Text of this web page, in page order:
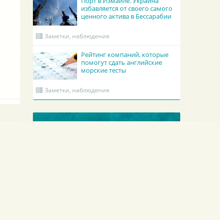
избавляется от своего самого
ценного актива в Бессарабии
Заметки, наблюдения
Рейтинг компаний, которые
помогут сдать английские
морские тесты
Заметки, наблюдения